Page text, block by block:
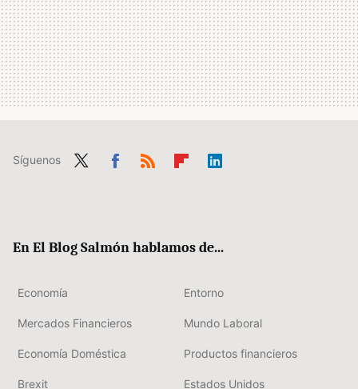
Síguenos
En El Blog Salmón hablamos de...
Economía Entorno
Mercados Financieros Mundo Laboral
Economía Doméstica Productos financieros
Brexit Estados Unidos